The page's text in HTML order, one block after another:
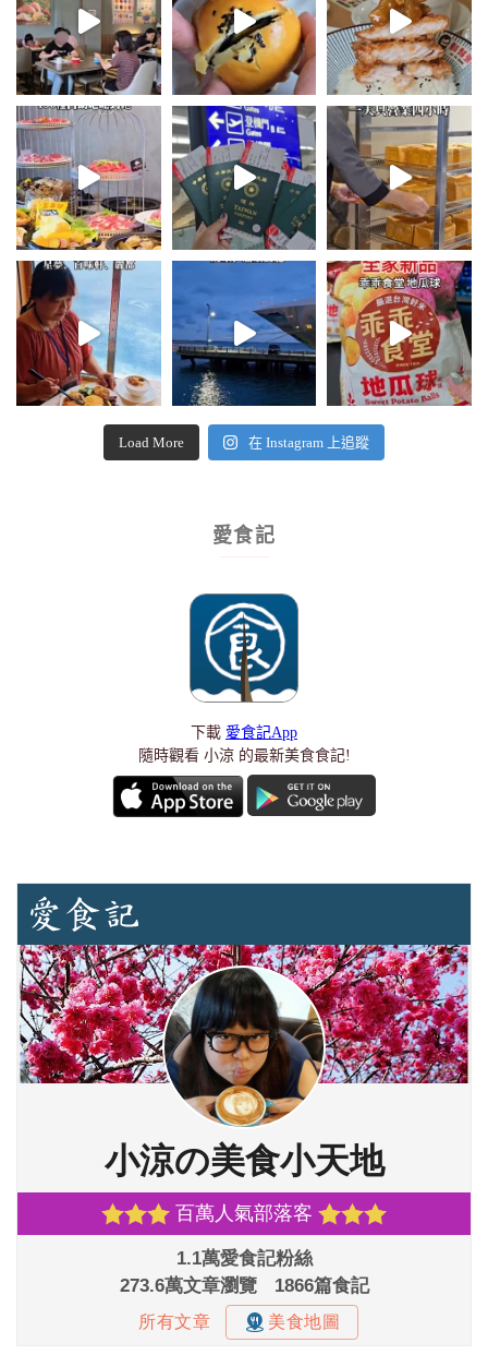
Load More 在 Instagram 上追蹤
愛食記
下載 愛食記App
隨時觀看 小涼 的最新美食食記!